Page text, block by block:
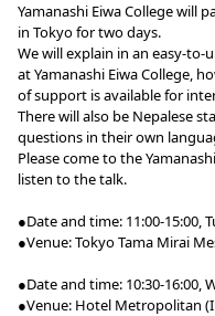
Yamanashi Eiwa College will
in Tokyo for two days.
We will explain in an easy-
at Yamanashi Eiwa College,
of support is available for
There will also be Nepalese
questions in their own
Please come to the
listen to the talk.
●Date and time: 11:00-15:00,
●Venue: Tokyo Tama Mirai
●Date and time: 10:30-16:00,
●Venue: Hotel Metropolitan